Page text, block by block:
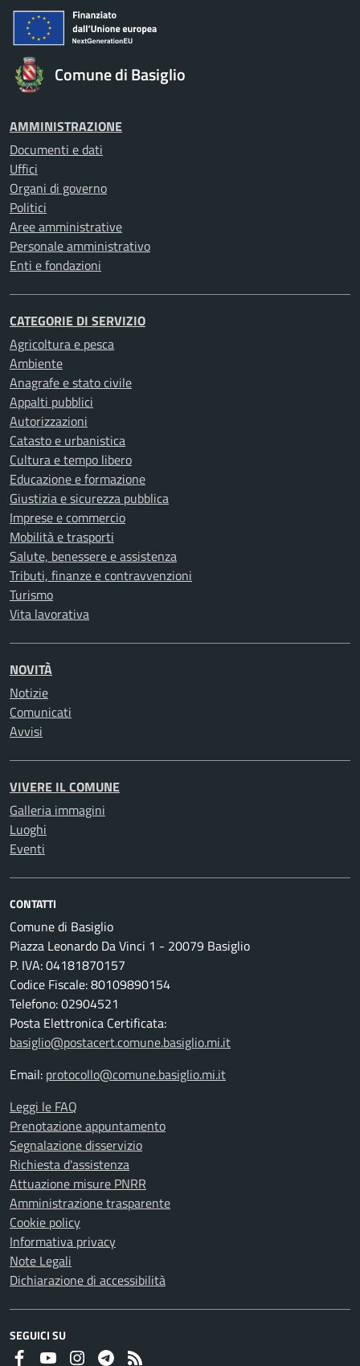
Comune di Basiglio
AMMINISTRAZIONE
Documenti e dati
Uffici
Organi di governo
Politici
Aree amministrative
Personale amministrativo
Enti e fondazioni
CATEGORIE DI SERVIZIO
Agricoltura e pesca
Ambiente
Anagrafe e stato civile
Appalti pubblici
Autorizzazioni
Catasto e urbanistica
Cultura e tempo libero
Educazione e formazione
Giustizia e sicurezza pubblica
Imprese e commercio
Mobilità e trasporti
Salute, benessere e assistenza
Tributi, finanze e contravvenzioni
Turismo
Vita lavorativa
NOVITÀ
Notizie
Comunicati
Avvisi
VIVERE IL COMUNE
Galleria immagini
Luoghi
Eventi
CONTATTI
Comune di Basiglio
Piazza Leonardo Da Vinci 1 - 20079 Basiglio
P. IVA: 04181870157
Codice Fiscale: 80109890154
Telefono: 02904521
Posta Elettronica Certificata:
basiglio@postacert.comune.basiglio.mi.it
Email: protocollo@comune.basiglio.mi.it
Leggi le FAQ
Prenotazione appuntamento
Segnalazione disservizio
Richiesta d'assistenza
Attuazione misure PNRR
Amministrazione trasparente
Cookie policy
Informativa privacy
Note Legali
Dichiarazione di accessibilità
SEGUICI SU
FaceboookYoutubeInstagramTelegram